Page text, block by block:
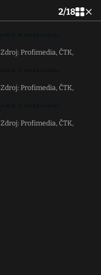
2/18
Zdroj: Profimedia, ČTK,
Zdroj: Profimedia, ČTK,
Zdroj: Profimedia, ČTK,